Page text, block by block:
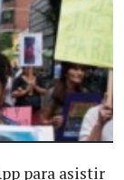
para asistir